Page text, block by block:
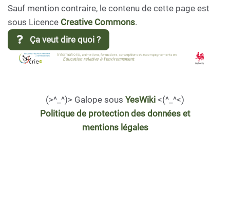
Sauf mention contraire, le contenu de cette page est
sous Licence Creative Commons.
Ça veut dire quoi ?
(>^_^)> Galope sous YesWiki <(^_^<)
Politique de protection des données et
mentions légales